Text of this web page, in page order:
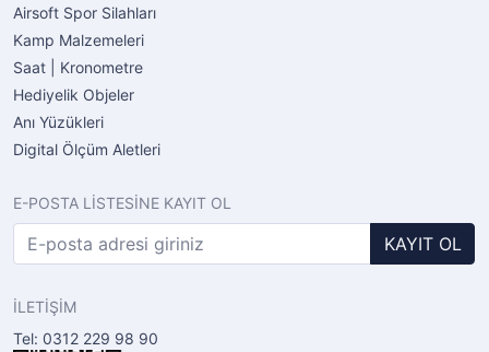
Airsoft Spor Silahları
Kamp Malzemeleri
Saat | Kronometre
Hediyelik Objeler
Anı Yüzükleri
Digital Ölçüm Aletleri
E-POSTA LİSTESİNE KAYIT OL
KAYIT OL
İLETİŞİM
Tel: 0312 229 98 90